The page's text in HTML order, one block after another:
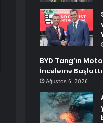
BYD Tang’ın
İnceleme Başlattı
Ağustos 6, 2026